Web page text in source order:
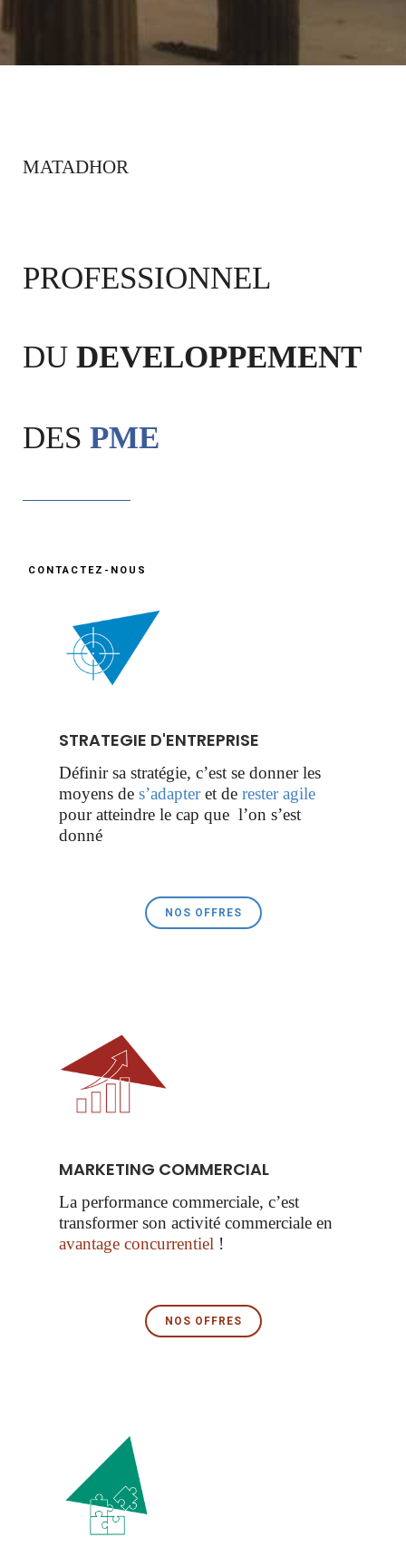
MATADHOR
PROFESSIONNEL
DU DEVELOPPEMENT
DES PME
CONTACTEZ-NOUS
STRATEGIE D'ENTREPRISE
Définir sa stratégie, c’est se donner les
moyens de s’adapteret de rester agile
pour atteindre le cap que l’on s’est
donné
NOS OFFRES
MARKETING COMMERCIAL
La performance commerciale, c’est
transformer son activité commerciale en
avantage concurrentiel !
NOS OFFRES